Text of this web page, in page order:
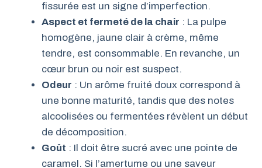
fissurée est un signe d’imperfection.
Aspect et fermeté de la chair : La pulpe
homogène, jaune clair à crème, même
tendre, est consommable. En revanche, un
cœur brun ou noir est suspect.
Odeur : Un arôme fruité doux correspond à
une bonne maturité, tandis que des notes
alcoolisées ou fermentées révèlent un début
de décomposition.
Goût : Il doit être sucré avec une pointe de
caramel. Si l’amertume ou une saveur